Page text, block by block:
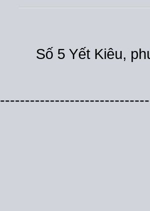
Số 5 Yết Kiêu,